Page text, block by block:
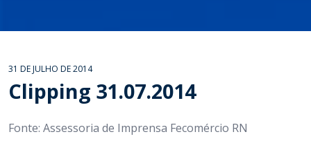
31 DE JULHO DE 2014
Clipping 31.07.2014
Fonte: Assessoria de Imprensa Fecomércio RN